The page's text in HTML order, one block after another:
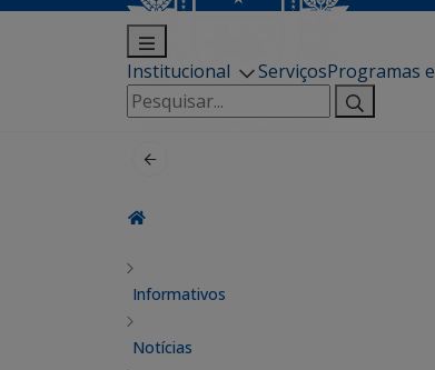
Institucional ServiçosProgramas
Pesquisar
por:
Informativos
Notícias